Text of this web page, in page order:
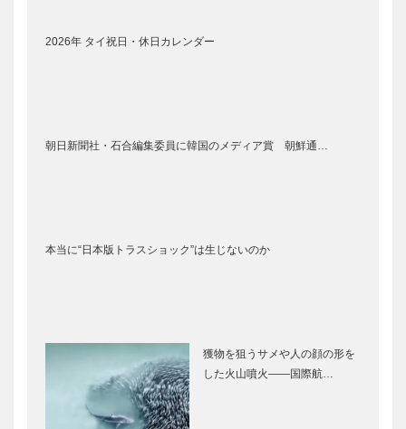
2026年 タイ祝日・休日カレンダー
朝日新聞社・石合編集委員に韓国のメディア賞 朝鮮通…
本当に“日本版トラスショック”は生じないのか
獲物を狙うサメや人の顔の形を
した火山噴火――国際航…